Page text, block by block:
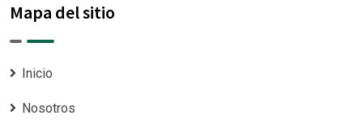
Mapa del sitio
Inicio
Nosotros